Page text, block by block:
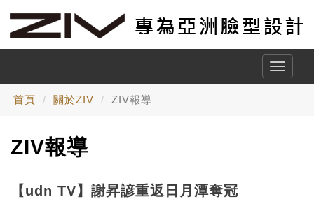
Toggle
首頁 關於ZIV ZIV報導
ZIV報導
【udn TV】謝昇諺重返日月潭奪冠